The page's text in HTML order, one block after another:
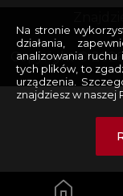
Copyright © 2026
Na stronie
działania,
analizowania
tych plików, to
urządzenia.
znajdziesz w naszej